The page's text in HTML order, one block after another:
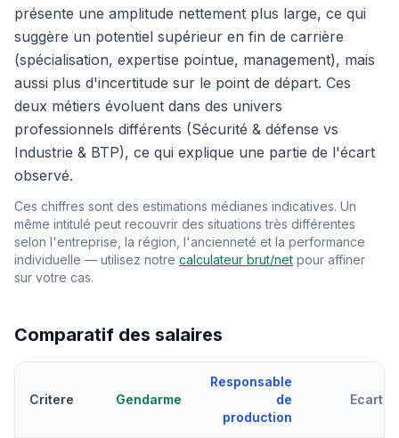
présente une amplitude nettement plus large, ce qui
suggère un potentiel supérieur en fin de carrière
(spécialisation, expertise pointue, management), mais
aussi plus d'incertitude sur le point de départ. Ces
deux métiers évoluent dans des univers
professionnels différents (Sécurité & défense vs
Industrie & BTP), ce qui explique une partie de l'écart
observé.
Ces chiffres sont des estimations médianes indicatives. Un
même intitulé peut recouvrir des situations très différentes
selon l'entreprise, la région, l'ancienneté et la performance
individuelle — utilisez notre calculateur brut/net pour affiner
sur votre cas.
Comparatif des salaires
Critere Gendarme
Responsable
de
production
Ecart